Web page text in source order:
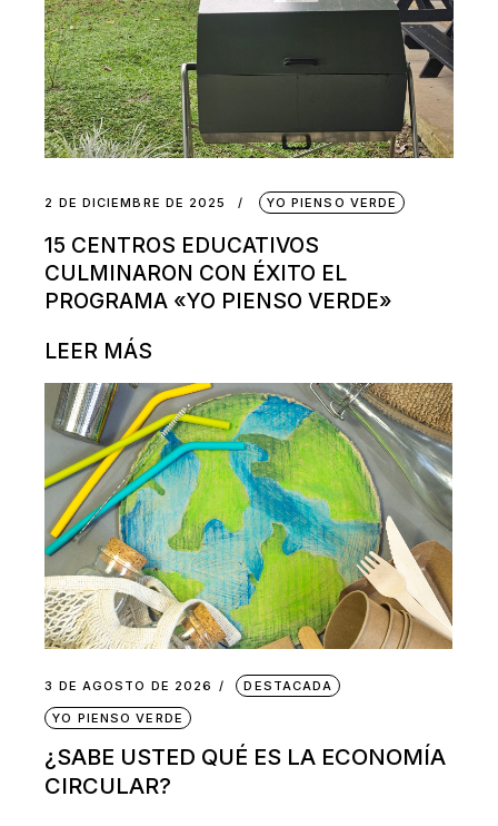
2 DE DICIEMBRE DE 2025 YO PIENSO VERDE
15 CENTROS EDUCATIVOS
CULMINARON CON ÉXITO EL
PROGRAMA «YO PIENSO VERDE»
LEER MÁS
3 DE AGOSTO DE 2026 DESTACADA
YO PIENSO VERDE
¿SABE USTED QUÉ ES LA ECONOMÍA
CIRCULAR?